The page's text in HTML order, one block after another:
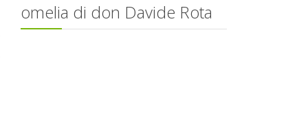
omelia di don Davide Rota